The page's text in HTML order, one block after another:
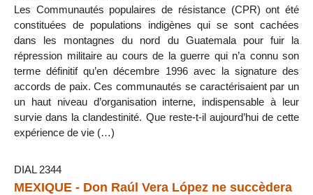
Les Communautés populaires de résistance (CPR) ont été
constituées de populations indigènes qui se sont cachées
dans les montagnes du nord du Guatemala pour fuir la
répression militaire au cours de la guerre qui n’a connu son
terme définitif qu’en décembre 1996 avec la signature des
accords de paix. Ces communautés se caractérisaient par un
un haut niveau d’organisation interne, indispensable à leur
survie dans la clandestinité. Que reste-t-il aujourd’hui de cette
expérience de vie (…)
DIAL 2344
MEXIQUE - Don Raúl Vera López ne succèdera